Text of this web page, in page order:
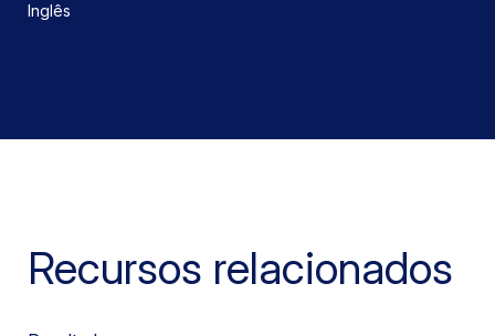
Inglês
Recursos relacionados